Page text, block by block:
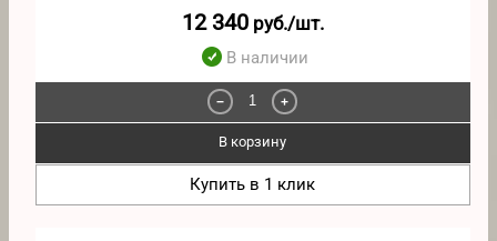
12 340руб./шт.
В наличии
− +
В корзину
Купить в 1 клик